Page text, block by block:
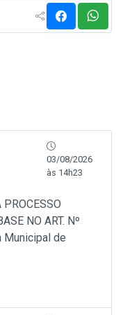
03/08/2026
às 14h23
NO ART. Nº
Municipal de